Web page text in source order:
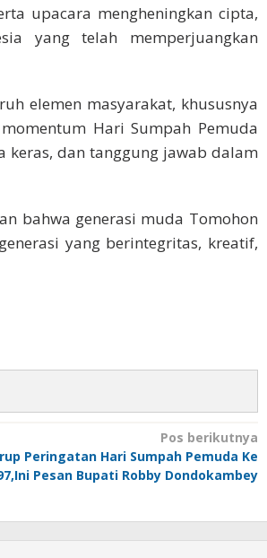
upacara mengheningkan cipta,
yang telah memperjuangkan
elemen masyarakat, khususnya
Hari Sumpah Pemuda
keras, dan tanggung jawab dalam
bahwa generasi muda Tomohon
yang berintegritas, kreatif,
Pos berikutnya
Peringatan Hari Sumpah Pemuda Ke
Pesan Bupati Robby Dondokambey